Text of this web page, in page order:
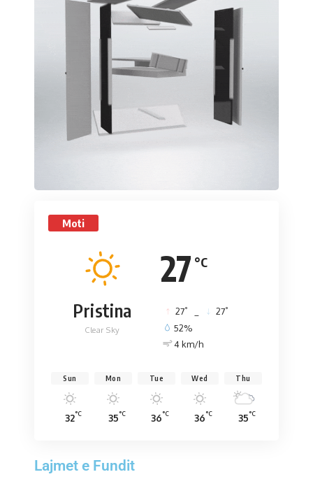
Moti
27 °C
Pristina
Clear Sky
27° 27°
52%
4 km/h
Sun
32°C
Mon
35°C
Tue
36°C
Wed
36°C
Thu
35°C
Lajmet e Fundit